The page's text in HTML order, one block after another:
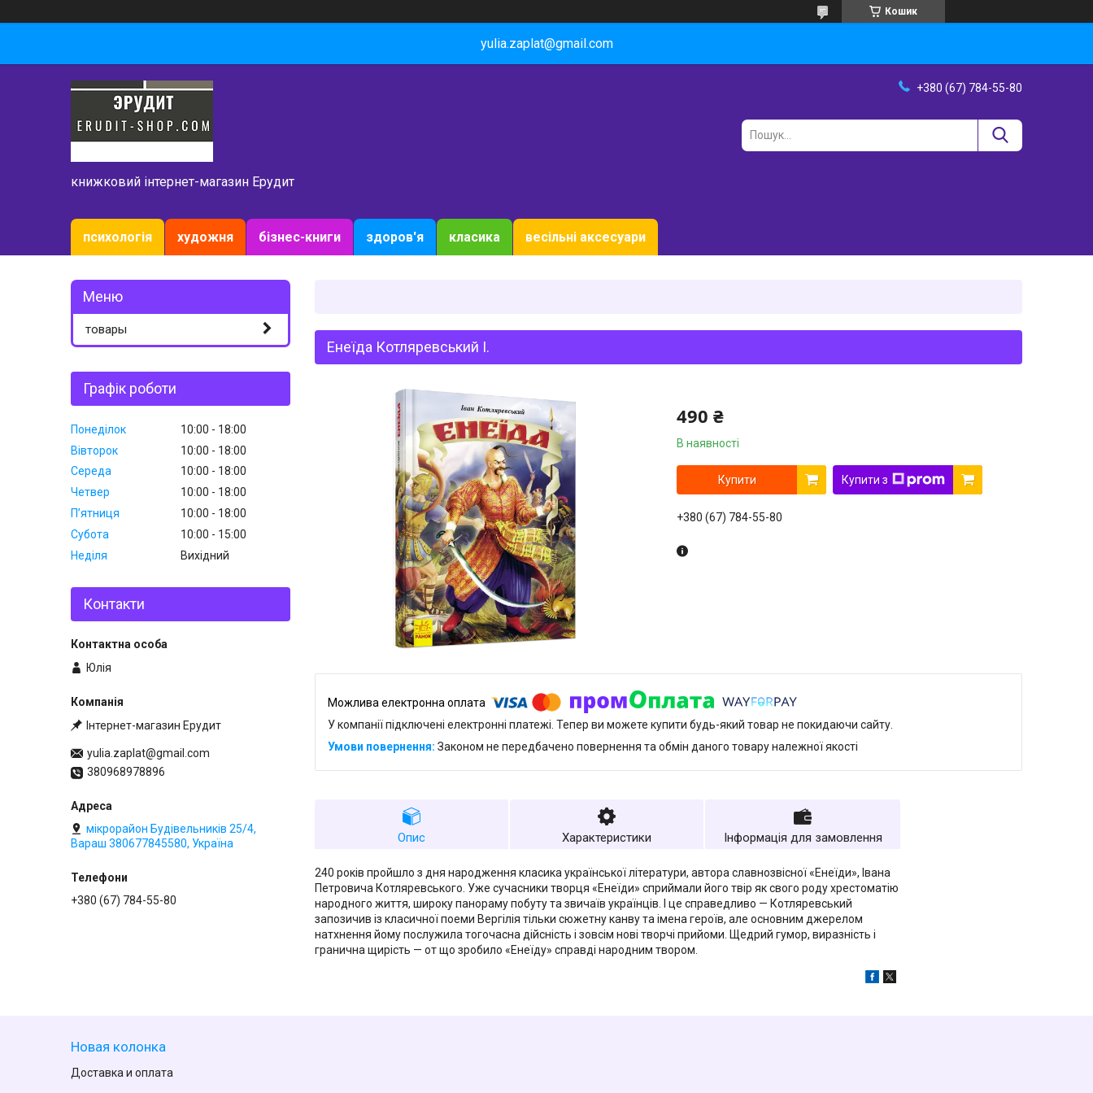
Кошик
yulia.zaplat@gmail.com
книжковий інтернет-магазин Ерудит
+380 (67) 784-55-80
психологія художня бізнес-книги здоров'я класика весільні аксесуари
Енеїда Котляревський І.
490 ₴
В наявності
Купити Купити з
+380 (67) 784-55-80
У компанії підключені електронні платежі. Тепер ви можете купити будь-який товар не покидаючи сайту.
Законом не передбачено повернення та обмін даного товару належної якості
Опис Характеристики Інформація для замовлення
240 років пройшло з дня народження класика української літератури, автора славнозвіcної «Енеїди», Івана
Петровича Котляревського. Уже сучасники творця «Енеїди» сприймали його твір як свого роду хрестоматію
народного життя, широку панораму побуту та звичаїв українців. І це справедливо — Котляревський
запозичив із класичної поеми Вергілія тільки сюжетну канву та імена героїв, але основним джерелом
натхнення йому послужила тогочасна дійсність і зовсім нові творчі прийоми. Щедрий гумор, виразність і
гранична щирість — от що зробило «Енеїду» справді народним твором.
товары
Графік роботи
Понеділок 10:00
18:00
Вівторок
10:00
18:00
Середа
10:00
18:00
Четвер
10:00
18:00
Пʼятниця
10:00
18:00
Субота
10:00
15:00
Неділя
Вихідний
Контакти
Юлія
Інтернет-магазин Ерудит
yulia.zaplat@gmail.com
380968978896
мікрорайон Будівельників 25/4,
Вараш 380677845580, Україна
+380 (67) 784-55-80
Новая колонка
Доставка и оплата